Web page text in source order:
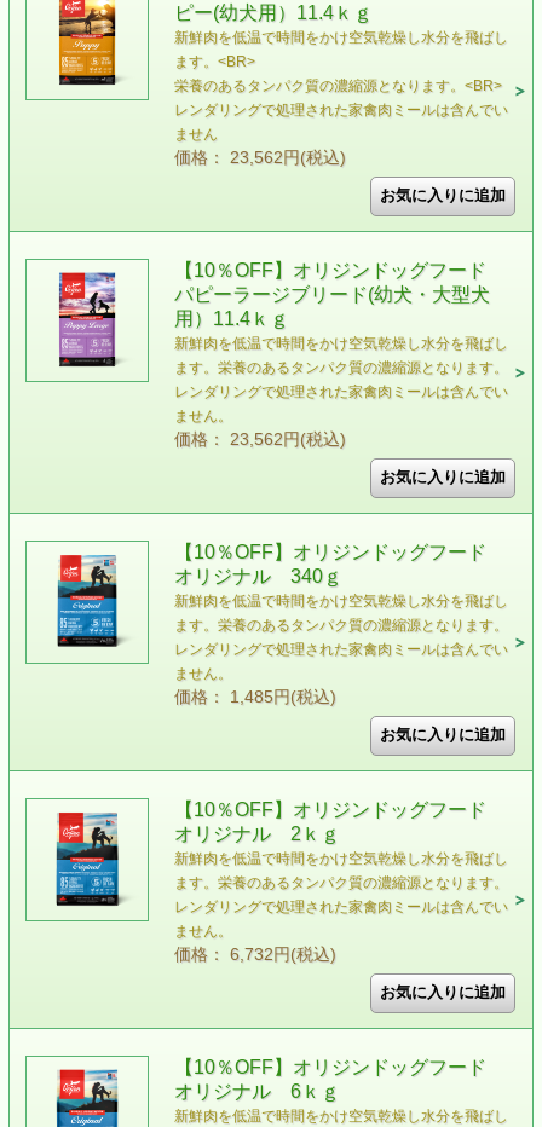
ピー(幼犬用）11.4ｋｇ
新鮮肉を低温で時間をかけ空気乾燥し水分を飛ばし
ます。<BR>
栄養のあるタンパク質の濃縮源となります。<BR>
レンダリングで処理された家禽肉ミールは含んでい
ません
価格： 23,562円(税込)
【10％OFF】オリジンドッグフード
パピーラージブリード(幼犬・大型犬
用）11.4ｋｇ
新鮮肉を低温で時間をかけ空気乾燥し水分を飛ばし
ます。栄養のあるタンパク質の濃縮源となります。
レンダリングで処理された家禽肉ミールは含んでい
ません。
価格： 23,562円(税込)
【10％OFF】オリジンドッグフード
オリジナル 340ｇ
新鮮肉を低温で時間をかけ空気乾燥し水分を飛ばし
ます。栄養のあるタンパク質の濃縮源となります。
レンダリングで処理された家禽肉ミールは含んでい
ません。
価格： 1,485円(税込)
【10％OFF】オリジンドッグフード
オリジナル 2ｋｇ
新鮮肉を低温で時間をかけ空気乾燥し水分を飛ばし
ます。栄養のあるタンパク質の濃縮源となります。
レンダリングで処理された家禽肉ミールは含んでい
ません。
価格： 6,732円(税込)
【10％OFF】オリジンドッグフード
オリジナル 6ｋｇ
新鮮肉を低温で時間をかけ空気乾燥し水分を飛ばし